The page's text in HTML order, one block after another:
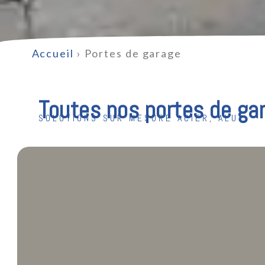
Accueil › Portes de garage
Toutes nos portes de
SOLUTIONS SUR MESURE ACIER, ALU